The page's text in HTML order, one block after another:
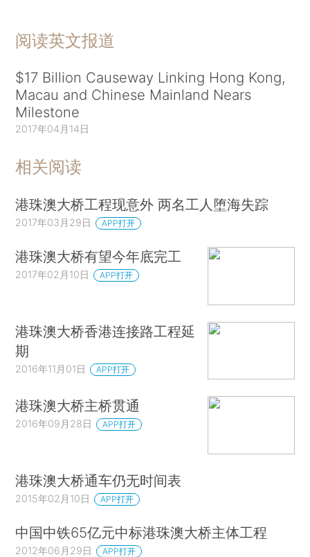
阅读英文报道
$17 Billion Causeway Linking Hong Kong,
Macau and Chinese Mainland Nears
Milestone
2017年04月14日
相关阅读
港珠澳大桥工程现意外 两名工人堕海失踪
2017年03月29日 APP打开
港珠澳大桥有望今年底完工
2017年02月10日 APP打开
港珠澳大桥香港连接路工程延
期
2016年11月01日 APP打开
港珠澳大桥主桥贯通
2016年09月28日 APP打开
港珠澳大桥通车仍无时间表
2015年02月10日 APP打开
中国中铁65亿元中标港珠澳大桥主体工程
2012年06月29日 APP打开